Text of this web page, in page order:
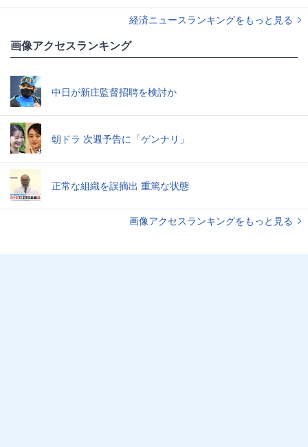
経済ニュースランキングをもっと見る
画像アクセスランキング
中日が新庄監督招聘を検討か
朝ドラ 次週予告に「ゲンナリ」
正常な組織を誤摘出 重篤な状態
画像アクセスランキングをもっと見る